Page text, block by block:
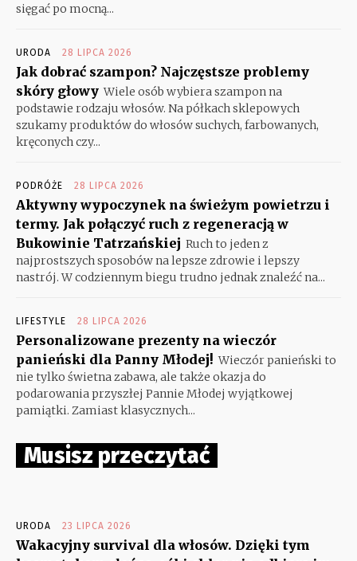
sięgać po mocną...
URODA 28 LIPCA 2026
Jak dobrać szampon? Najczęstsze problemy
skóry głowy Wiele osób wybiera szampon na
podstawie rodzaju włosów. Na półkach sklepowych
szukamy produktów do włosów suchych, farbowanych,
kręconych czy...
PODRÓŻE 28 LIPCA 2026
Aktywny wypoczynek na świeżym powietrzu i
termy. Jak połączyć ruch z regeneracją w
Bukowinie Tatrzańskiej Ruch to jeden z
najprostszych sposobów na lepsze zdrowie i lepszy
nastrój. W codziennym biegu trudno jednak znaleźć na...
LIFESTYLE 28 LIPCA 2026
Personalizowane prezenty na wieczór
panieński dla Panny Młodej! Wieczór panieński to
nie tylko świetna zabawa, ale także okazja do
podarowania przyszłej Pannie Młodej wyjątkowej
pamiątki. Zamiast klasycznych...
Musisz przeczytać
URODA 23 LIPCA 2026
Wakacyjny survival dla włosów. Dzięki tym